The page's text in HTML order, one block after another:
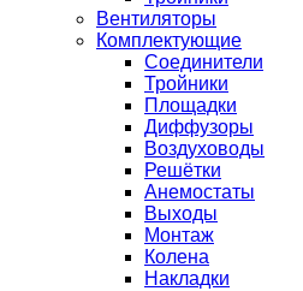
Вентиляторы
Комплектующие
Соединители
Тройники
Площадки
Диффузоры
Воздуховоды
Решётки
Анемостаты
Выходы
Монтаж
Колена
Накладки